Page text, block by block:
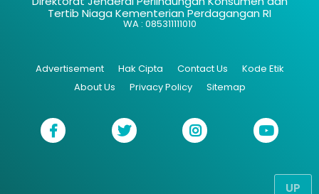
UP
Tertib Niaga Kementerian Perdagangan RI
WA : 085311111010
Advertisement Hak Cipta Contact Us
Kode Etik
About Us
Privacy Policy Sitemap